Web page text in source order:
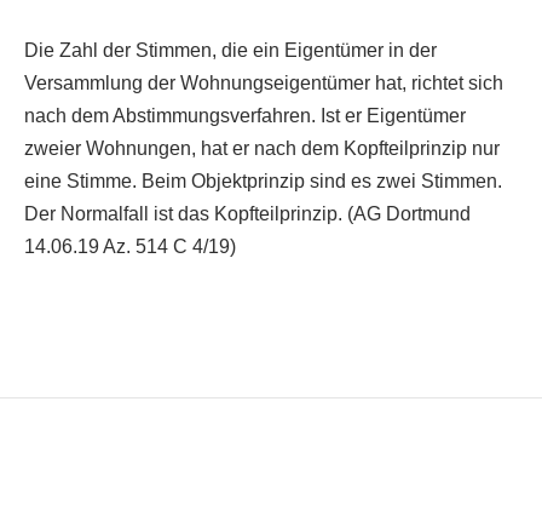
Die Zahl der Stimmen, die ein Eigentümer in der
Versammlung der Wohnungseigentümer hat, richtet sich
nach dem Abstimmungsverfahren. Ist er Eigentümer
zweier Wohnungen, hat er nach dem Kopfteilprinzip nur
eine Stimme. Beim Objektprinzip sind es zwei Stimmen.
Der Normalfall ist das Kopfteilprinzip. (AG Dortmund
14.06.19 Az. 514 C 4/19)